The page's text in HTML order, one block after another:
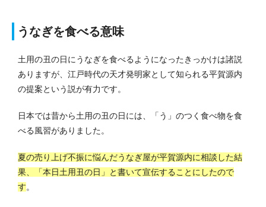
うなぎを食べる意味
土用の丑の日にうなぎを食べるようになったきっかけは諸説
ありますが、江戸時代の天才発明家として知られる平賀源内
の提案という説が有力です。
日本では昔から土用の丑の日には、「う」のつく食べ物を食
べる風習がありました。
夏の売り上げ不振に悩んだうなぎ屋が平賀源内に相談した結
果、「本日土用丑の日」と書いて宣伝することにしたので
す。